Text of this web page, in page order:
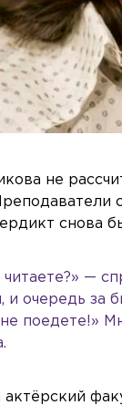
не
снова
—
и очередь за
поедете!»
актёрский